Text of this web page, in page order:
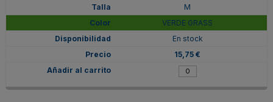
M
VERDE GRASS
En stock
15,75 €